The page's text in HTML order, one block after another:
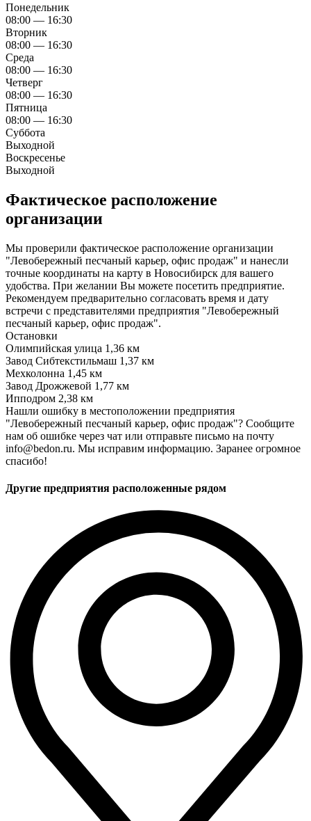
Понедельник
08:00 — 16:30
Вторник
08:00 — 16:30
Среда
08:00 — 16:30
Четверг
08:00 — 16:30
Пятница
08:00 — 16:30
Суббота
Выходной
Воскресенье
Выходной
Фактическое расположение
организации
Мы проверили фактическое расположение организации
"Левобережный песчаный карьер, офис продаж" и нанесли
точные координаты на карту в Новосибирск для вашего
удобства. При желании Вы можете посетить предприятие.
Рекомендуем предварительно согласовать время и дату
встречи с представителями предприятия "Левобережный
песчаный карьер, офис продаж".
Остановки
Олимпийская улица 1,36 км
Завод Сибтекстильмаш 1,37 км
Мехколонна 1,45 км
Завод Дрожжевой 1,77 км
Ипподром 2,38 км
Нашли ошибку в местоположении предприятия
"Левобережный песчаный карьер, офис продаж"? Сообщите
нам об ошибке через чат или отправьте письмо на почту
info@bedon.ru. Мы исправим информацию. Заранее огромное
спасибо!
Другие предприятия расположенные рядом